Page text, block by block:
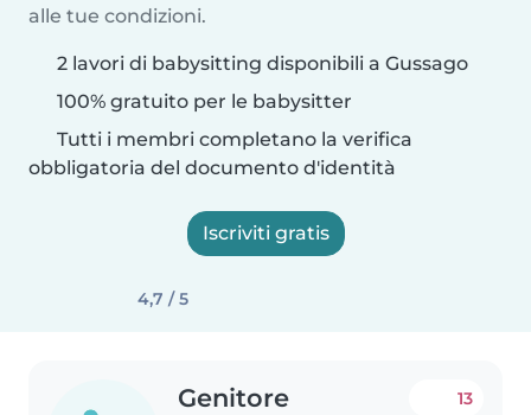
alle tue condizioni.
2 lavori di babysitting disponibili a Gussago
100% gratuito per le babysitter
Tutti i membri completano la verifica
obbligatoria del documento d'identità
Iscriviti gratis
4,7 / 5
Genitore 13